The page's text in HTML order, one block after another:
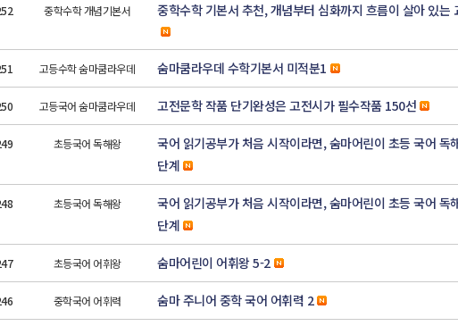
중학수학 개념기본서 중학수학 기본서 추천, 개념부터 심화까지 흐름이 살아 있는
고등수학 숨마쿰라우데 숨마쿰라우데 수학기본서 미적분1
고등국어 숨마쿰라우데 고전문학 작품 단기완성은 고전시가 필수작품 150선
초등국어 독해왕
국어 읽기공부가 처음 시작이라면, 숨마어린이 초등 국어 독
단계
초등국어 독해왕
국어 읽기공부가 처음 시작이라면, 숨마어린이 초등 국어 독
단계
초등국어 어휘왕 숨마어린이 어휘왕 5-2
중학국어 어휘력 숨마 주니어 중학 국어 어휘력 2